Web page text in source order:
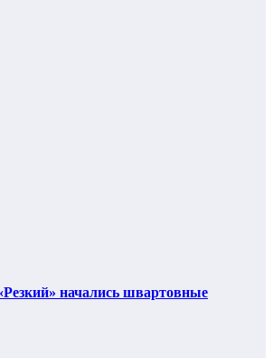
начались швартовные